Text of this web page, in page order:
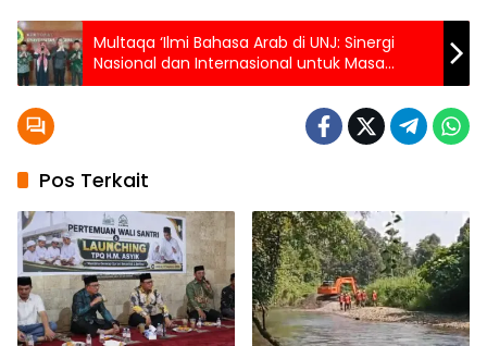
Multaqa ‘Ilmi Bahasa Arab di UNJ: Sinergi
Nasional dan Internasional untuk Masa
Depan Pengajaran
Pos Terkait